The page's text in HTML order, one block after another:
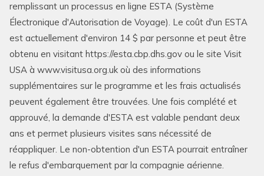
remplissant un processus en ligne ESTA (Système
Électronique d'Autorisation de Voyage). Le coût d'un ESTA
est actuellement d'environ 14 $ par personne et peut être
obtenu en visitant https://esta.cbp.dhs.gov ou le site Visit
USA à www.visitusa.org.uk où des informations
supplémentaires sur le programme et les frais actualisés
peuvent également être trouvées. Une fois complété et
approuvé, la demande d'ESTA est valable pendant deux
ans et permet plusieurs visites sans nécessité de
réappliquer. Le non-obtention d'un ESTA pourrait entraîner
le refus d'embarquement par la compagnie aérienne.